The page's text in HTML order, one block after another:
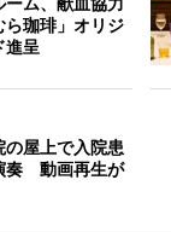
ら珈琲」オリジ
進呈
の屋上で入院患
奏 動画再生が